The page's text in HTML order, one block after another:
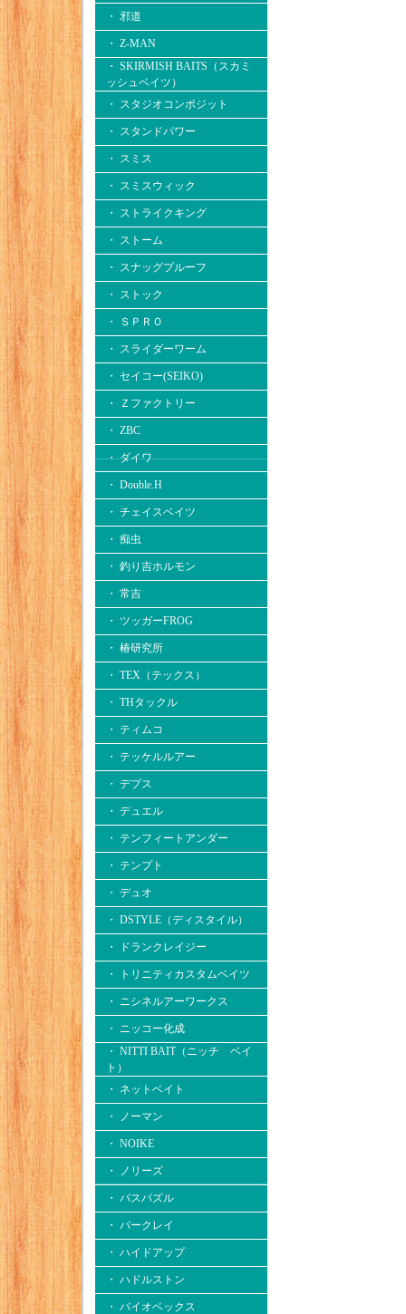
・ 邪道
・ Z-MAN
・ SKIRMISH BAITS（スカミ
ッシュベイツ）
・ スタジオコンポジット
・ スタンドパワー
・ スミス
・ スミスウィック
・ ストライクキング
・ ストーム
・ スナッグプルーフ
・ ストック
・ ＳＰＲＯ
・ スライダーワーム
・ セイコー(SEIKO)
・ Ｚファクトリー
・ ZBC
・ ダイワ
・ Double.H
・ チェイスベイツ
・ 痴虫
・ 釣り吉ホルモン
・ 常吉
・ ツッガーFROG
・ 椿研究所
・ TEX（テックス）
・ THタックル
・ ティムコ
・ テッケルルアー
・ デプス
・ デュエル
・ テンフィートアンダー
・ テンプト
・ デュオ
・ DSTYLE（ディスタイル）
・ ドランクレイジー
・ トリニティカスタムベイツ
・ ニシネルアーワークス
・ ニッコー化成
・ NITTI BAIT（ニッチ ベイ
ト）
・ ネットベイト
・ ノーマン
・ NOIKE
・ ノリーズ
・ バスパズル
・ バークレイ
・ ハイドアップ
・ ハドルストン
・ バイオベックス